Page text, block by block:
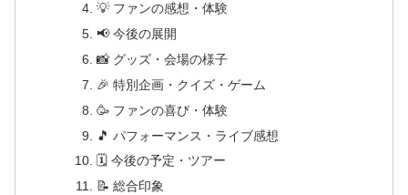
💡 ファンの感想・体験
📢 今後の展開
📸 グッズ・会場の様子
🎉 特別企画・クイズ・ゲーム
🥳 ファンの喜び・体験
🎵 パフォーマンス・ライブ感想
🗓 今後の予定・ツアー
📝 総合印象